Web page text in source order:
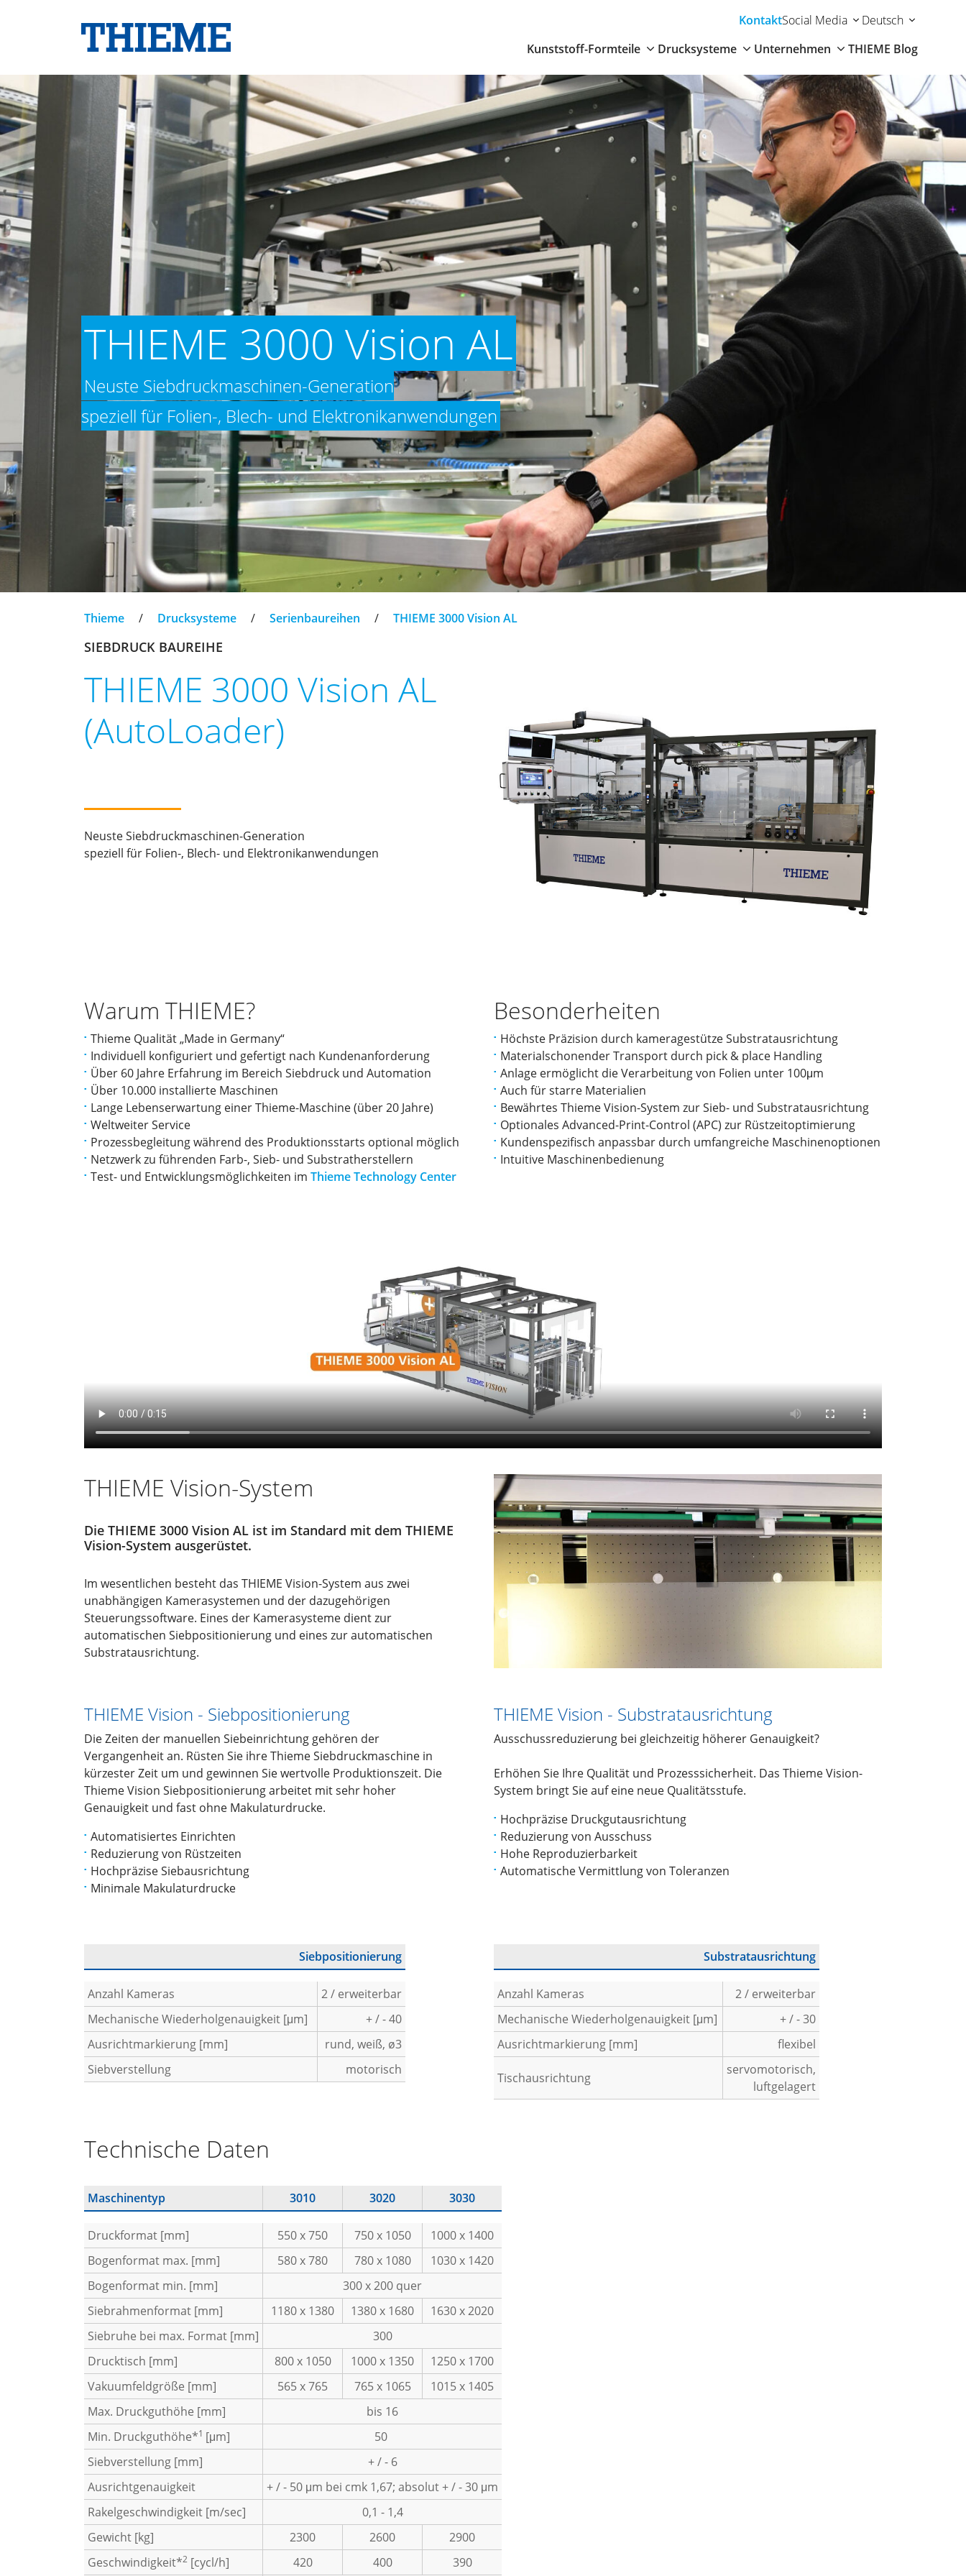
Kunststoff-Formteile Drucksysteme Unternehmen THIEME Blog
Kontakt Deutsch
Social Media
THIEME 3000 Vision AL
Neuste Siebdruckmaschinen-Generation
speziell für Folien-, Blech- und Elektronikanwendungen
Thieme / Drucksysteme / Serienbaureihen / THIEME 3000 Vision AL
SIEBDRUCK BAUREIHE
THIEME 3000 Vision AL
(AutoLoader)
Neuste Siebdruckmaschinen-Generation
speziell für Folien-, Blech- und Elektronikanwendungen
Warum THIEME?
Thieme Qualität „Made in Germany“
Individuell konfiguriert und gefertigt nach Kundenanforderung
Über 60 Jahre Erfahrung im Bereich Siebdruck und Automation
Über 10.000 installierte Maschinen
Lange Lebenserwartung einer Thieme-Maschine (über 20 Jahre)
Weltweiter Service
Prozessbegleitung während des Produktionsstarts optional möglich
Netzwerk zu führenden Farb-, Sieb- und Substratherstellern
Test- und Entwicklungsmöglichkeiten im Thieme Technology Center
Besonderheiten
Höchste Präzision durch kameragestütze Substratausrichtung
Materialschonender Transport durch pick & place Handling
Anlage ermöglicht die Verarbeitung von Folien unter 100μm
Auch für starre Materialien
Bewährtes Thieme Vision-System zur Sieb- und Substratausrichtung
Optionales Advanced-Print-Control (APC) zur Rüstzeitoptimierung
Kundenspezifisch anpassbar durch umfangreiche Maschinenoptionen
Intuitive Maschinenbedienung
THIEME Vision-System
Die THIEME 3000 Vision AL ist im Standard mit dem THIEME
Vision-System ausgerüstet.
Im wesentlichen besteht das THIEME Vision-System aus zwei
unabhängigen Kamerasystemen und der dazugehörigen
Steuerungssoftware. Eines der Kamerasysteme dient zur
automatischen Siebpositionierung und eines zur automatischen
Substratausrichtung.
THIEME Vision - Siebpositionierung
Die Zeiten der manuellen Siebeinrichtung gehören der
Vergangenheit an. Rüsten Sie ihre Thieme Siebdruckmaschine in
kürzester Zeit um und gewinnen Sie wertvolle Produktionszeit. Die
Thieme Vision Siebpositionierung arbeitet mit sehr hoher
Genauigkeit und fast ohne Makulaturdrucke.
Automatisiertes Einrichten
Reduzierung von Rüstzeiten
Hochpräzise Siebausrichtung
Minimale Makulaturdrucke
THIEME Vision - Substratausrichtung
Ausschussreduzierung bei gleichzeitig höherer Genauigkeit?
Erhöhen Sie Ihre Qualität und Prozesssicherheit. Das Thieme Vision-
System bringt Sie auf eine neue Qualitätsstufe.
Hochpräzise Druckgutausrichtung
Reduzierung von Ausschuss
Hohe Reproduzierbarkeit
Automatische Vermittlung von Toleranzen
Siebpositionierung
Anzahl Kameras
2 / erweiterbar
Mechanische Wiederholgenauigkeit [μm]
+ / - 40
Ausrichtmarkierung [mm]
rund, weiß, ø3
Siebverstellung
motorisch
Substratausrichtung
Anzahl Kameras
2 / erweiterbar
Mechanische Wiederholgenauigkeit [μm]
+ / - 30
Ausrichtmarkierung [mm]
flexibel
Tischausrichtung
servomotorisch,
luftgelagert
Technische Daten
Maschinentyp 3010 3020 3030
Druckformat [mm] 550 x 750 750 x 1050
1000 x 1400
Bogenformat max. [mm]
580 x 780 780 x 1080
1030 x 1420
Bogenformat min. [mm]
300 x 200 quer
Siebrahmenformat [mm]
1180 x 1380 1380 x 1680
1630 x 2020
Siebruhe bei max. Format [mm]
300
Drucktisch [mm]
800 x 1050 1000 x 1350
1250 x 1700
Vakuumfeldgröße [mm]
565 x 765 765 x 1065
1015 x 1405
Max. Druckguthöhe [mm]
bis 16
Min. Druckguthöhe*1 [μm]
50
Siebverstellung [mm]
+ / - 6
Ausrichtgenauigkeit
+ / - 50 μm bei cmk 1,67; absolut + / - 30 μm
Rakelgeschwindigkeit [m/sec]
0,1 - 1,4
Gewicht [kg]
2300 2600
2900
Geschwindigkeit*2 [cycl/h] 420 400 390